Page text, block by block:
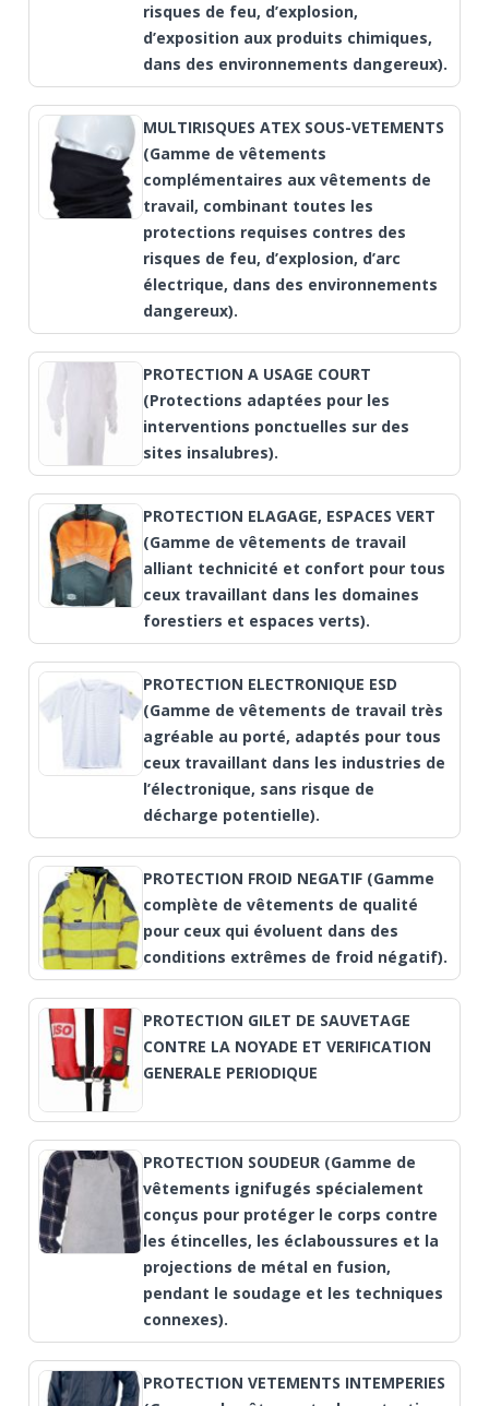
risques de feu, d’explosion,
d’exposition aux produits chimiques,
dans des environnements dangereux).
MULTIRISQUES ATEX SOUS-VETEMENTS
(Gamme de vêtements
complémentaires aux vêtements de
travail, combinant toutes les
protections requises contres des
risques de feu, d’explosion, d’arc
électrique, dans des environnements
dangereux).
PROTECTION A USAGE COURT
(Protections adaptées pour les
interventions ponctuelles sur des
sites insalubres).
PROTECTION ELAGAGE, ESPACES VERT
(Gamme de vêtements de travail
alliant technicité et confort pour tous
ceux travaillant dans les domaines
forestiers et espaces verts).
PROTECTION ELECTRONIQUE ESD
(Gamme de vêtements de travail très
agréable au porté, adaptés pour tous
ceux travaillant dans les industries de
l’électronique, sans risque de
décharge potentielle).
PROTECTION FROID NEGATIF (Gamme
complète de vêtements de qualité
pour ceux qui évoluent dans des
conditions extrêmes de froid négatif).
PROTECTION GILET DE SAUVETAGE
CONTRE LA NOYADE ET VERIFICATION
GENERALE PERIODIQUE
PROTECTION SOUDEUR (Gamme de
vêtements ignifugés spécialement
conçus pour protéger le corps contre
les étincelles, les éclaboussures et la
projections de métal en fusion,
pendant le soudage et les techniques
connexes).
PROTECTION VETEMENTS INTEMPERIES